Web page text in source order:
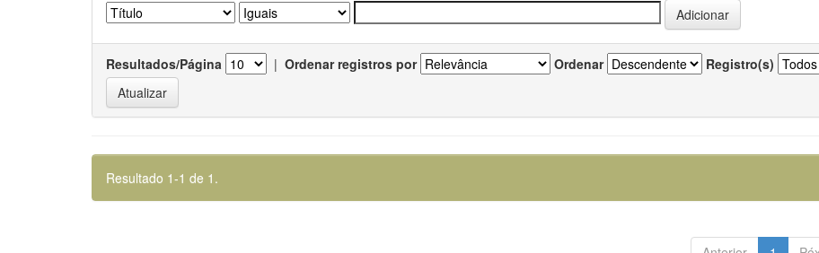
Resultados/Página | Ordenar registros por Ordenar Registro(s)
Resultado 1-1 de 1.